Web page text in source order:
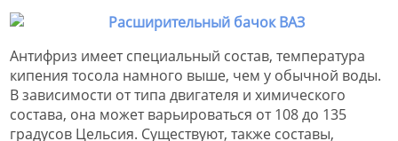
Антифриз имеет специальный состав, температура
кипения тосола намного выше, чем у обычной воды.
В зависимости от типа двигателя и химического
состава, она может варьироваться от 108 до 135
градусов Цельсия. Существуют, также составы,